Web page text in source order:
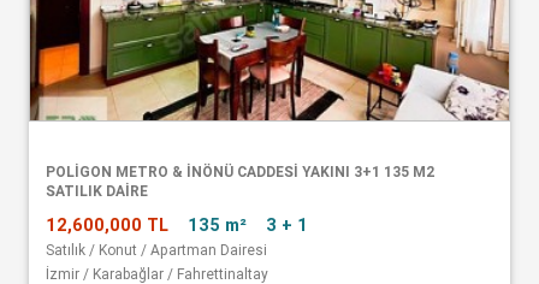
POLİGON METRO & İNÖNÜ CADDESİ YAKINI 3+1 135 M2
SATILIK DAİRE
12,600,000 TL 135 m² 3 + 1
Satılık / Konut / Apartman Dairesi
İzmir / Karabağlar / Fahrettinaltay